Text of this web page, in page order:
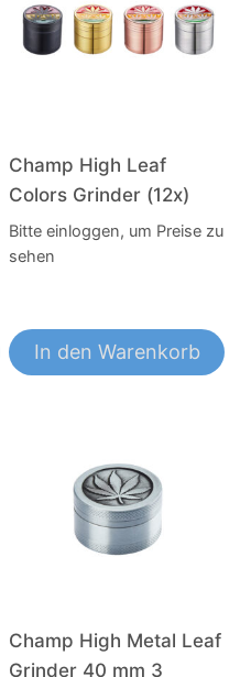
Champ High Leaf
Colors Grinder (12x)
Bitte einloggen, um Preise zu
sehen
In den Warenkorb
Champ High Metal Leaf
Grinder 40 mm 3